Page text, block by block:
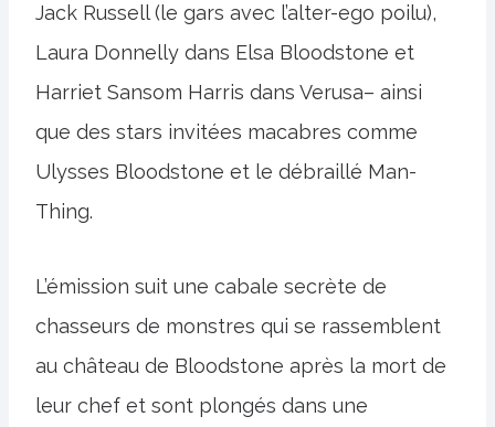
Jack Russell (le gars avec l’alter-ego poilu),
Laura Donnelly dans Elsa Bloodstone et
Harriet Sansom Harris dans Verusa– ainsi
que des stars invitées macabres comme
Ulysses Bloodstone et le débraillé Man-
Thing.
L’émission suit une cabale secrète de
chasseurs de monstres qui se rassemblent
au château de Bloodstone après la mort de
leur chef et sont plongés dans une